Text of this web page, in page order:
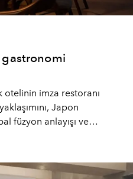
imza restoranı
Japon
füzyon anlayışı ve